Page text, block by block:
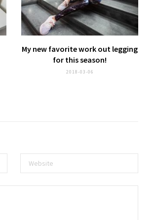
My new favoritework out legging
for this season!
2018-03-06